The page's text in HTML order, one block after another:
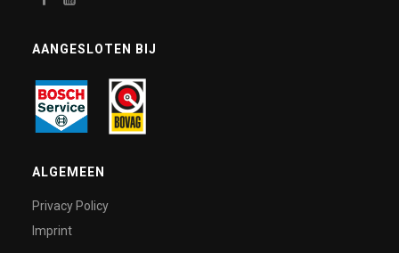
AANGESLOTEN BIJ
ALGEMEEN
Privacy Policy
Imprint